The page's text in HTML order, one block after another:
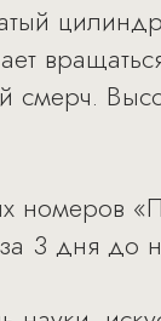
номеров
3 дня до